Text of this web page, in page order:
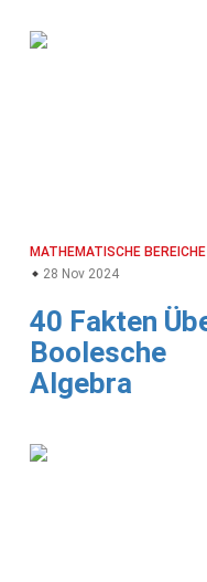
MATHEMATISCHE BEREICHE
28 Nov 2024
40 Fakten
Boolesche
Algebra